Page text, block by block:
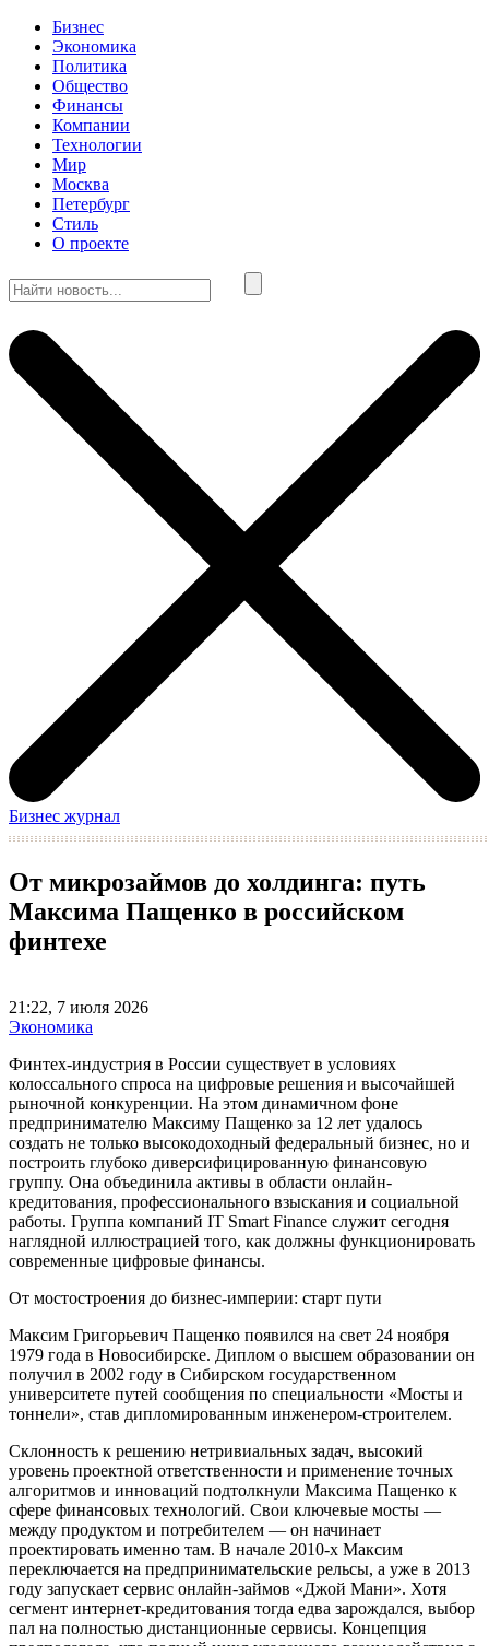
Бизнес
Экономика
Политика
Общество
Финансы
Компании
Технологии
Мир
Москва
Петербург
Стиль
О проекте
Бизнес журнал
От микрозаймов до холдинга: путь
Максима Пащенко в российском
финтехе
21:22, 7 июля 2026
Экономика
Финтех-индустрия в России существует в условиях
колоссального спроса на цифровые решения и высочайшей
рыночной конкуренции. На этом динамичном фоне
предпринимателю Максиму Пащенко за 12 лет удалось
создать не только высокодоходный федеральный бизнес, но и
построить глубоко диверсифицированную финансовую
группу. Она объединила активы в области онлайн-
кредитования, профессионального взыскания и социальной
работы. Группа компаний IT Smart Finance служит сегодня
наглядной иллюстрацией того, как должны функционировать
современные цифровые финансы.
От мостостроения до бизнес-империи: старт пути
Максим Григорьевич Пащенко появился на свет 24 ноября
1979 года в Новосибирске. Диплом о высшем образовании он
получил в 2002 году в Сибирском государственном
университете путей сообщения по специальности «Мосты и
тоннели», став дипломированным инженером-строителем.
Склонность к решению нетривиальных задач, высокий
уровень проектной ответственности и применение точных
алгоритмов и инноваций подтолкнули Максима Пащенко к
сфере финансовых технологий. Свои ключевые мосты —
между продуктом и потребителем — он начинает
проектировать именно там. В начале 2010-х Максим
переключается на предпринимательские рельсы, а уже в 2013
году запускает сервис онлайн-займов «Джой Мани». Хотя
сегмент интернет-кредитования тогда едва зарождался, выбор
пал на полностью дистанционные сервисы. Концепция